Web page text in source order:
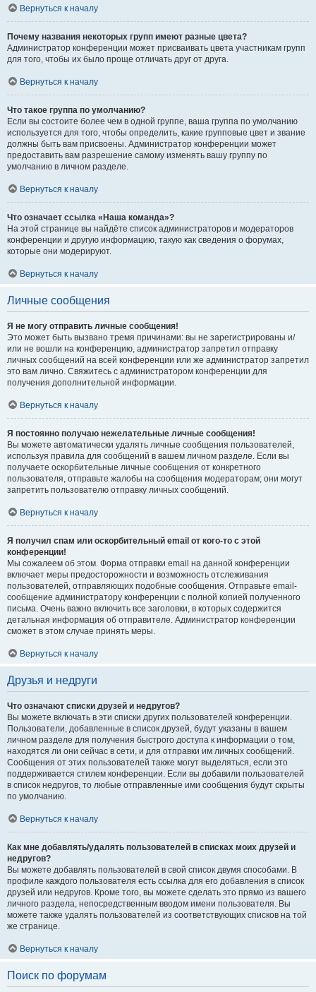
Вернуться к началу
Почему названия некоторых групп имеют разные цвета?
Администратор конференции может присваивать цвета участникам групп
для того, чтобы их было проще отличать друг от друга.
Вернуться к началу
Что такое группа по умолчанию?
Если вы состоите более чем в одной группе, ваша группа по умолчанию
используется для того, чтобы определить, какие групповые цвет и звание
должны быть вам присвоены. Администратор конференции может
предоставить вам разрешение самому изменять вашу группу по
умолчанию в личном разделе.
Вернуться к началу
Что означает ссылка «Наша команда»?
На этой странице вы найдёте список администраторов и модераторов
конференции и другую информацию, такую как сведения о форумах,
которые они модерируют.
Вернуться к началу
Личные сообщения
Я не могу отправить личные сообщения!
Это может быть вызвано тремя причинами: вы не зарегистрированы и/
или не вошли на конференцию, администратор запретил отправку
личных сообщений на всей конференции или же администратор запретил
это вам лично. Свяжитесь с администратором конференции для
получения дополнительной информации.
Вернуться к началу
Я постоянно получаю нежелательные личные сообщения!
Вы можете автоматически удалять личные сообщения пользователей,
используя правила для сообщений в вашем личном разделе. Если вы
получаете оскорбительные личные сообщения от конкретного
пользователя, отправьте жалобы на сообщения модераторам; они могут
запретить пользователю отправку личных сообщений.
Вернуться к началу
Я получил спам или оскорбительный email от кого-то с этой
конференции!
Мы сожалеем об этом. Форма отправки email на данной конференции
включает меры предосторожности и возможность отслеживания
пользователей, отправляющих подобные сообщения. Отправьте email-
сообщение администратору конференции с полной копией полученного
письма. Очень важно включить все заголовки, в которых содержится
детальная информация об отправителе. Администратор конференции
сможет в этом случае принять меры.
Вернуться к началу
Друзья и недруги
Что означают списки друзей и недругов?
Вы можете включать в эти списки других пользователей конференции.
Пользователи, добавленные в список друзей, будут указаны в вашем
личном разделе для получения быстрого доступа к информации о том,
находятся ли они сейчас в сети, и для отправки им личных сообщений.
Сообщения от этих пользователей также могут выделяться, если это
поддерживается стилем конференции. Если вы добавили пользователей
в список недругов, то любые отправленные ими сообщения будут скрыты
по умолчанию.
Вернуться к началу
Как мне добавлять/удалять пользователей в списках моих друзей и
недругов?
Вы можете добавлять пользователей в свой список двумя способами. В
профиле каждого пользователя есть ссылка для его добавления в список
друзей или недругов. Кроме того, вы можете сделать это прямо из вашего
личного раздела, непосредственным вводом имени пользователя. Вы
можете также удалять пользователей из соответствующих списков на той
же странице.
Вернуться к началу
Поиск по форумам